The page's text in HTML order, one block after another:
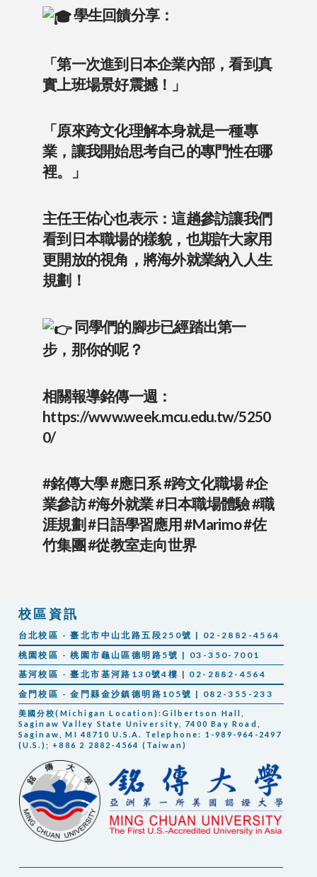
學生回饋分享：
「第一次進到日本企業內部，看到真
實上班場景好震撼！」
「原來跨文化理解本身就是一種專
業，讓我開始思考自己的專門性在哪
裡。」
主任王佑心也表示：這趟參訪讓我們
看到日本職場的樣貌，也期許大家用
更開放的視角，將海外就業納入人生
規劃！
同學們的腳步已經踏出第一
步，那你的呢？
相關報導銘傳一週：
https://www.week.mcu.edu.tw/5250
0/
#銘傳大學#應日系#跨文化職場#企
業參訪#海外就業#日本職場體驗#職
涯規劃 #日語學習應用 #Marimo#佐
竹集團 #從教室走向世界
校區資訊
台北校區 - 臺北市中山北路五段250號 | 02-2882-4564
桃園校區 - 桃園市龜山區德明路5號 | 03-350-7001
基河校區 - 臺北市基河路130號4樓 | 02-2882-4564
金門校區 - 金門縣金沙鎮德明路105號 | 082-355-233
美國分校(Michigan Location):Gilbertson Hall,
Saginaw Valley State University, 7400 Bay Road,
Saginaw, MI 48710 U.S.A. Telephone: 1-989-964-2497
(U.S.); +886 2 2882-4564 (Taiwan)